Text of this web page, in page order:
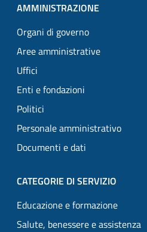
AMMINISTRAZIONE
Organi di governo
Aree amministrative
Uffici
Enti e fondazioni
Politici
Personale amministrativo
Documenti e dati
CATEGORIE DI SERVIZIO
Educazione e formazione
Salute, benessere e assistenza